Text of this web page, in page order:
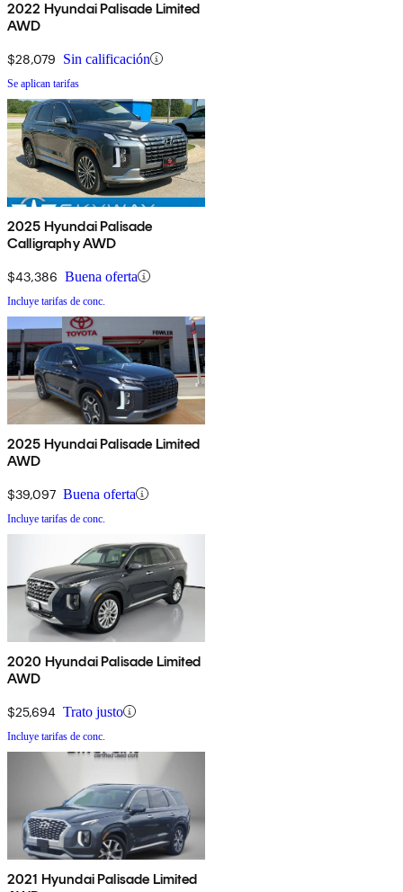
2022 Hyundai Palisade Limited
AWD
$28,079 Sin calificación
Se aplican tarifas
2025 Hyundai Palisade
Calligraphy AWD
$43,386 Buena oferta
Incluye tarifas de conc.
2025 Hyundai Palisade Limited
AWD
$39,097 Buena oferta
Incluye tarifas de conc.
2020 Hyundai Palisade Limited
AWD
$25,694 Trato justo
Incluye tarifas de conc.
2021 Hyundai Palisade Limited